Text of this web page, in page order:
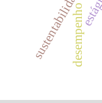
desempenho
sustentabilidade